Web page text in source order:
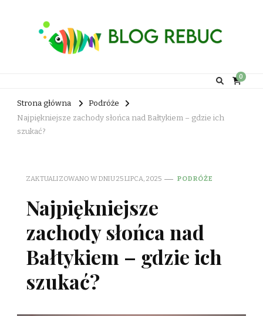
0
Strona główna
Podróże
Najpiękniejsze zachody słońca nad Bałtykiem – gdzie ich
szukać?
ZAKTUALIZOWANO W DNIU25 LIPCA, 2025 PODRÓŻE
Najpiękniejsze
zachody słońca nad
Bałtykiem – gdzie ich
szukać?